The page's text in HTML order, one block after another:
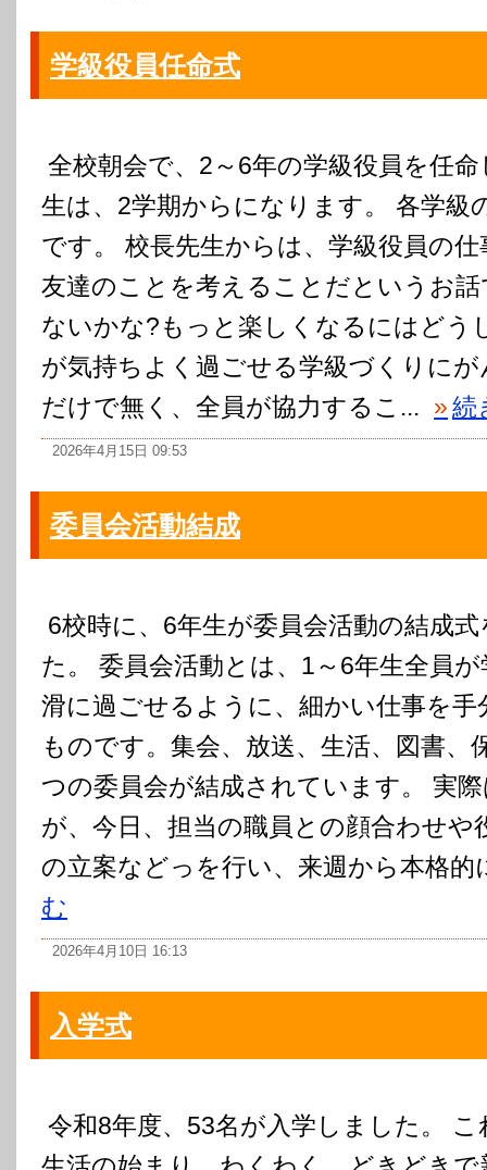
学級役員任命式
全校朝会で、2～6年の学級役員を任
生は、2学期からになります。 各学級
です。 校長先生からは、学級役員の
友達のことを考えることだというお
ないかな?もっと楽しくなるにはどう
が気持ちよく過ごせる学級づくりに
だけで無く、全員が協力するこ... »続
2026年4月15日 09:53
委員会活動結成
6校時に、6年生が委員会活動の結成
た。 委員会活動とは、1～6年生全員
滑に過ごせるように、細かい仕事を手
ものです。集会、放送、生活、図書、
つの委員会が結成されています。 実
が、今日、担当の職員との顔合わせや
の立案などっを行い、来週から本格
む
2026年4月10日 16:13
入学式
令和8年度、53名が入学しました。